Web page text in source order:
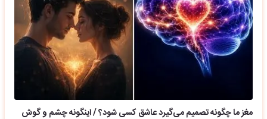
مغز ما چگونه تصمیم می‌گیرد عاشق کسی شود؟ / اینگونه چشم و گوش